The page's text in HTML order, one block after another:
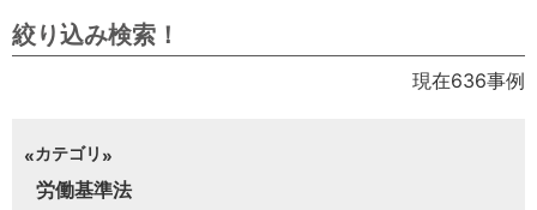
絞り込み検索！
現在636事例
カテゴリ
労働基準法